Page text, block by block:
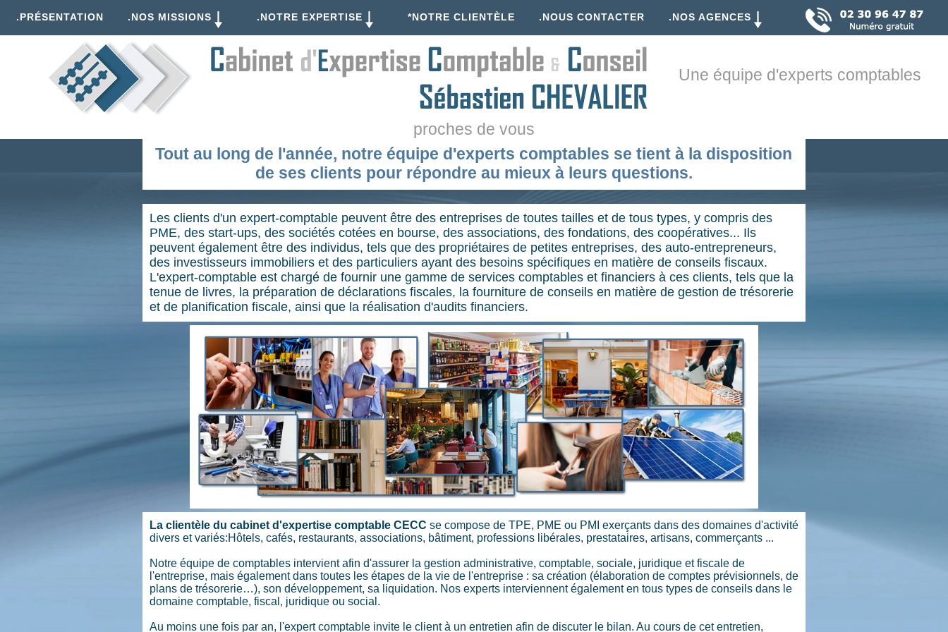
.PRÉSENTATION .NOS MISSIONS .NOTRE EXPERTISE *NOTRE CLIENTÈLE .NOUS CONTACTER .NOS AGENCES
Une équipe d'experts comptables
proches de vous
Tout au long de l'année, notre équipe d'experts comptables se tient à la disposition
de ses clients pour répondre au mieux à leurs questions.
Les clients d'un expert-comptable peuvent être des entreprises de toutes tailles et de tous types, y compris des
PME, des start-ups, des sociétés cotées en bourse, des associations, des fondations, des coopératives... Ils
peuvent également être des individus, tels que des propriétaires de petites entreprises, des auto-entrepreneurs,
des investisseurs immobiliers et des particuliers ayant des besoins spécifiques en matière de conseils fiscaux.
L'expert-comptable est chargé de fournir une gamme de services comptables et financiers à ces clients, tels que la
tenue de livres, la préparation de déclarations fiscales, la fourniture de conseils en matière de gestion de trésorerie
et de planification fiscale, ainsi que la réalisation d'audits financiers.
La clientèle du cabinet d'expertise comptable CECC se compose de TPE, PME ou PMI exerçants dans des domaines d'activité
divers et variés:Hôtels, cafés, restaurants, associations, bâtiment, professions libérales, prestataires, artisans, commerçants ...
Notre équipe de comptables intervient afin d'assurer la gestion administrative, comptable, sociale, juridique et fiscale de
l'entreprise, mais également dans toutes les étapes de la vie de l'entreprise : sa création (élaboration de comptes prévisionnels, de
plans de trésorerie…), son développement, sa liquidation. Nos experts interviennent également en tous types de conseils dans le
domaine comptable, fiscal, juridique ou social.
Au moins une fois par an, l'expert comptable invite le client à un entretien afin de discuter le bilan. Au cours de cet entretien,